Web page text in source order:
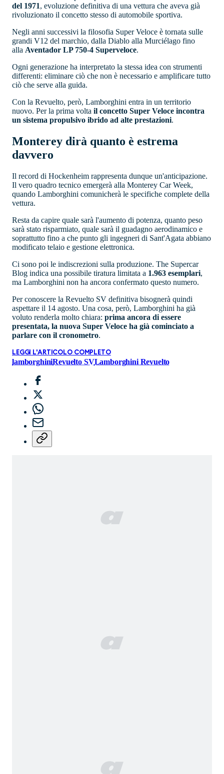
del 1971, evoluzione definitiva di una vettura che aveva già
rivoluzionato il concetto stesso di automobile sportiva.
Negli anni successivi la filosofia Super Veloce è tornata sulle
grandi V12 del marchio, dalla Diablo alla Murciélago fino
alla Aventador LP 750-4 Superveloce.
Ogni generazione ha interpretato la stessa idea con strumenti
differenti: eliminare ciò che non è necessario e amplificare tutto
ciò che serve alla guida.
Con la Revuelto, però, Lamborghini entra in un territorio
nuovo. Per la prima volta il concetto Super Veloce incontra
un sistema propulsivo ibrido ad alte prestazioni.
Monterey dirà quanto è estrema
davvero
Il record di Hockenheim rappresenta dunque un'anticipazione.
Il vero quadro tecnico emergerà alla Monterey Car Week,
quando Lamborghini comunicherà le specifiche complete della
vettura.
Resta da capire quale sarà l'aumento di potenza, quanto peso
sarà stato risparmiato, quale sarà il guadagno aerodinamico e
soprattutto fino a che punto gli ingegneri di Sant'Agata abbiano
modificato telaio e gestione elettronica.
Ci sono poi le indiscrezioni sulla produzione. The Supercar
Blog indica una possibile tiratura limitata a 1.963 esemplari,
ma Lamborghini non ha ancora confermato questo numero.
Per conoscere la Revuelto SV definitiva bisognerà quindi
aspettare il 14 agosto. Una cosa, però, Lamborghini ha già
voluto renderla molto chiara: prima ancora di essere
presentata, la nuova Super Veloce ha già cominciato a
parlare con il cronometro.
LEGGI L'ARTICOLO COMPLETO
lamborghiniRevuelto SVLamborghini Revuelto